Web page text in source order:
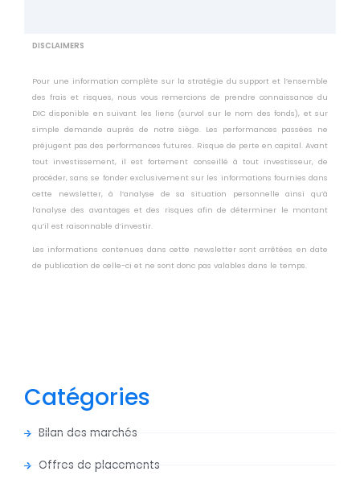
DISCLAIMERS
Pour une information complète sur la stratégie du support et l’ensemble
des frais et risques, nous vous remercions de prendre connaissance du
DIC disponible en suivant les liens (survol sur le nom des fonds), et sur
simple demande auprès de notre siège. Les performances passées ne
préjugent pas des performances futures. Risque de perte en capital. Avant
tout investissement, il est fortement conseillé à tout investisseur, de
procéder, sans se fonder exclusivement sur les informations fournies dans
cette newsletter, à l’analyse de sa situation personnelle ainsi qu’à
l’analyse des avantages et des risques afin de déterminer le montant
qu’il est raisonnable d’investir.
Les informations contenues dans cette newsletter sont arrêtées en date
de publication de celle-ci et ne sont donc pas valables dans le temps.
Catégories
Bilan des marchés
Offres de placements